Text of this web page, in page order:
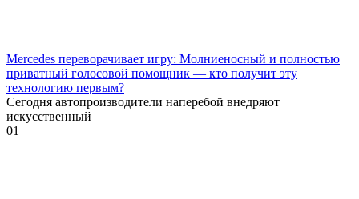
Mercedes переворачивает игру: Молниеносный и полностью
приватный голосовой помощник — кто получит эту
технологию первым?
Сегодня автопроизводители наперебой внедряют
искусственный
01